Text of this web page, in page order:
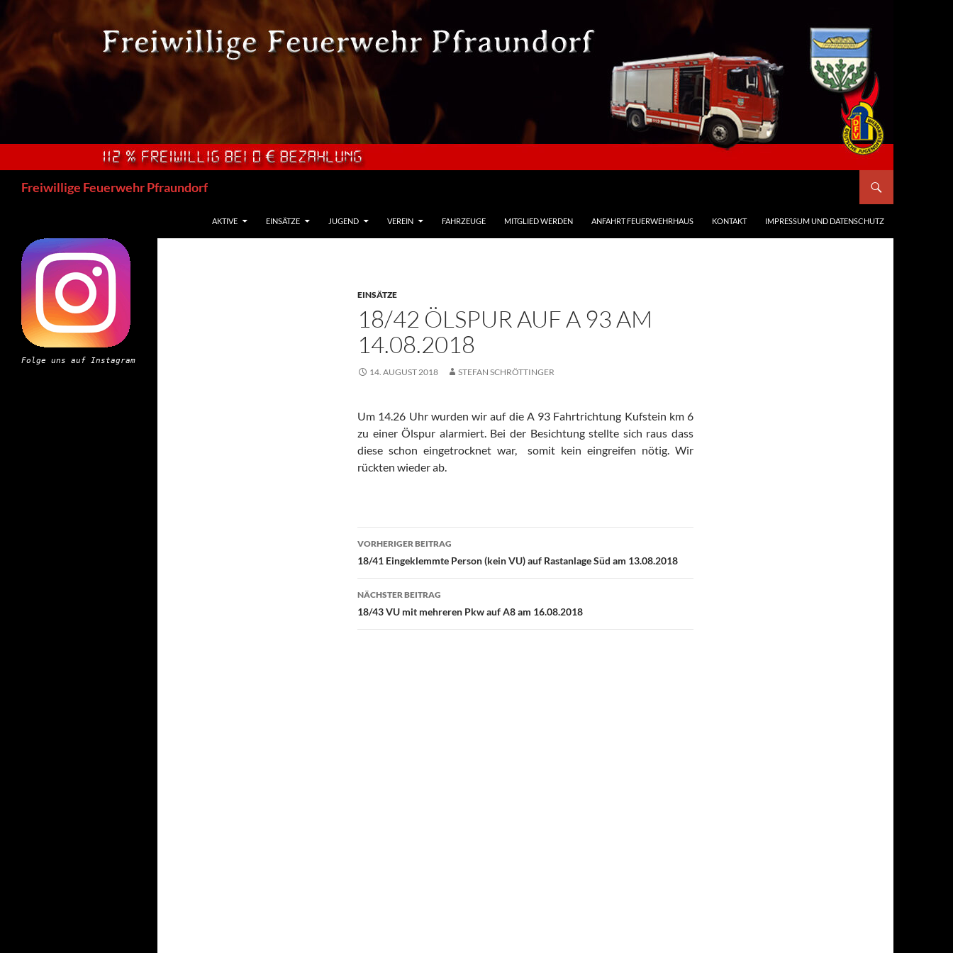
springen
Freiwillige Feuerwehr Pfraundorf
AKTIVE EINSÄTZE JUGEND VEREIN FAHRZEUGE MITGLIED WERDEN ANFAHRT FEUERWEHRHAUS KONTAKT IMPRESSUM UND DATENSCHUTZ
EINSÄTZE
18/42 ÖLSPUR AUF A 93 AM
14.08.2018
14. AUGUST 2018 STEFAN SCHRÖTTINGER
Um 14.26 Uhr wurden wir auf die A 93 Fahrtrichtung Kufstein km 6
zu einer Ölspur alarmiert. Bei der Besichtung stellte sich raus dass
diese schon eingetrocknet war, somit kein eingreifen nötig. Wir
rückten wieder ab.
Beitragsnavigation
VORHERIGER BEITRAG
18/41 Eingeklemmte Person (kein VU) auf Rastanlage Süd am 13.08.2018
NÄCHSTER BEITRAG
18/43 VU mit mehreren Pkw auf A8 am 16.08.2018
Folge uns auf Instagram